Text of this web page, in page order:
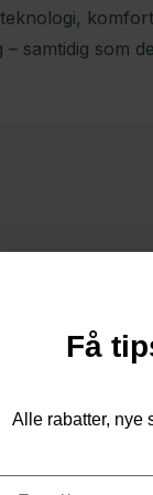
samtidig som
Få
Alle rabatter, nye